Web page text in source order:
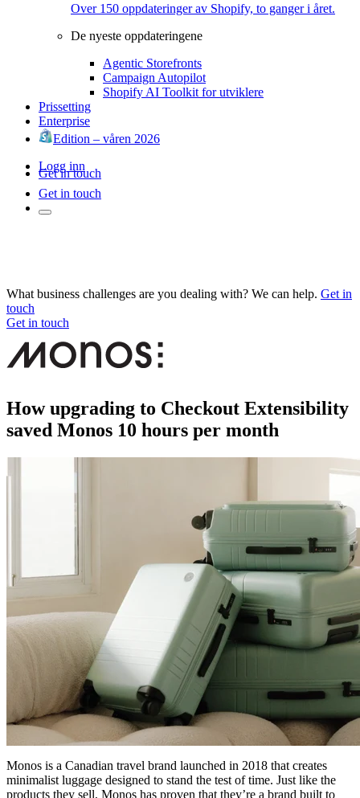
Over 150 oppdateringer av Shopify, to ganger i året.
De nyeste oppdateringene
Agentic Storefronts
Campaign Autopilot
Shopify AI Toolkit for utviklere
Prissetting
Enterprise
Edition – våren 2026
Logg inn
Get in touch
Get in touch
What business challenges are you dealing with? We can help. Get in
touch
Get in touch
How upgrading to Checkout Extensibility
saved Monos 10 hours per month
Monos is a Canadian travel brand launched in 2018 that creates
minimalist luggage designed to stand the test of time. Just like the
products they sell, Monos has proven that they’re a brand built to